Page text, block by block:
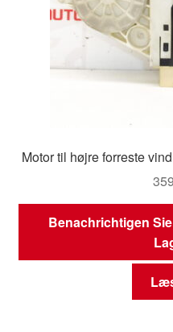
Motor til højre forreste
Benachrichtigen